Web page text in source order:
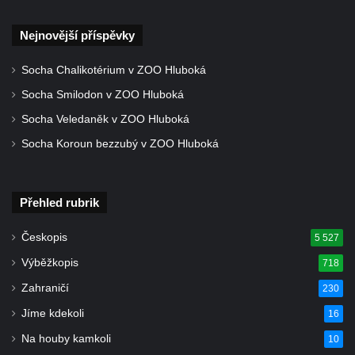
Boží muka v parku před domem čp. 17 v
Sochy „Klaun a dívenka“ v parku v centru
Hrobčic
Socha svatého Antonína poustevníka v
Mirošovicích
Račicích
Povodňový sloup II. v Dobříni
Povodňový sloup I. v Dobříni
Nejnovější příspěvky
Socha Chalikotérium v ZOO Hluboká
Socha Smilodon v ZOO Hluboká
Socha Veledaněk v ZOO Hluboká
Socha Koroun bezzubý v ZOO Hluboká
Přehled rubrik
Českopis 5 527
Výběžkopis 718
Zahraničí 230
Jíme kdekoli 16
Na houby kamkoli 10